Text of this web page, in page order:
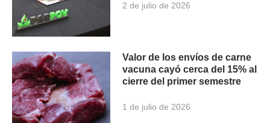
2 de julio de 2026
Valor de los envíos de carne
vacuna cayó cerca del 15% al
cierre del primer semestre
1 de julio de 2026